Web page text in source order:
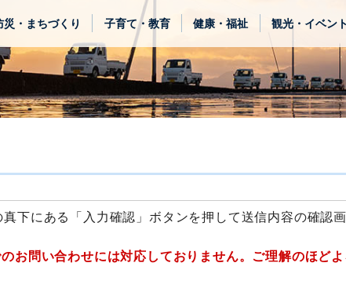
災・まちづくり 子育て・教育 健康・福祉 観光・イベント
下にある「入力確認」ボタンを押して送信内容の確認
お問い合わせには対応しておりません。ご理解のほど